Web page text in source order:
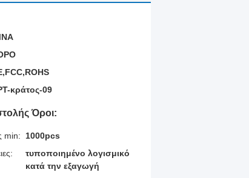
κράτος-09
Όροι:
min:
1000pcs
τυποποιημένο λογισμικό
κατά την εξαγωγή